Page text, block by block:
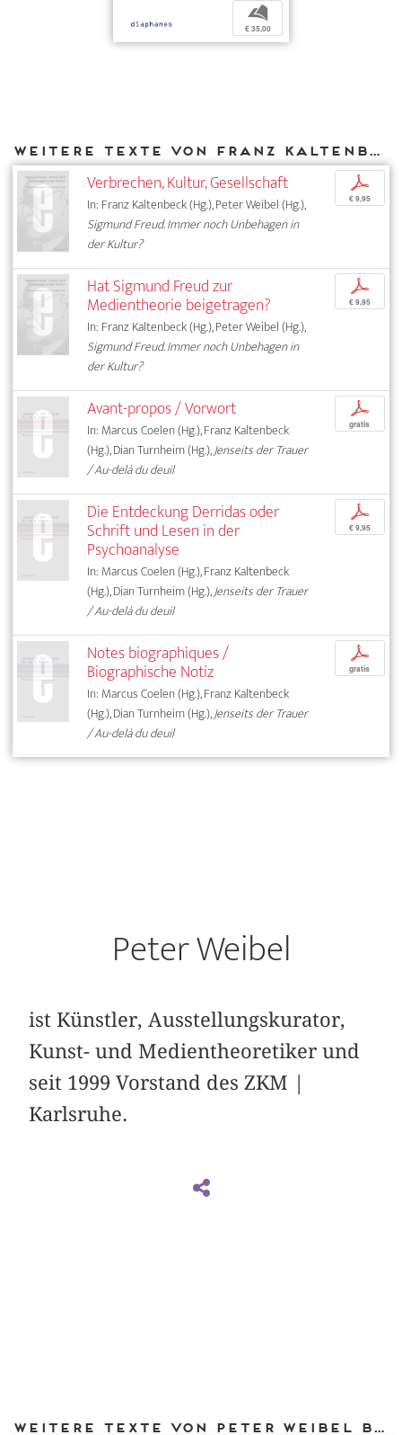
b
€ 35,00
Weitere Texte von Franz Kaltenbeck bei DIAPHANES
Verbrechen, Kultur, Gesellschaft
In: Franz Kaltenbeck (Hg.), Peter Weibel (Hg.),
Sigmund Freud. Immer noch Unbehagen in
der Kultur?
p
€ 9,95
Hat Sigmund Freud zur
Medientheorie beigetragen?
In: Franz Kaltenbeck (Hg.), Peter Weibel (Hg.),
Sigmund Freud. Immer noch Unbehagen in
der Kultur?
p
€ 9,95
Avant-propos / Vorwort
In: Marcus Coelen (Hg.), Franz Kaltenbeck
(Hg.), Dian Turnheim (Hg.),Jenseits der Trauer
/ Au-delà du deuil
p
gratis
Die Entdeckung Derridas oder
Schrift und Lesen in der
Psychoanalyse
In: Marcus Coelen (Hg.), Franz Kaltenbeck
(Hg.), Dian Turnheim (Hg.),Jenseits der Trauer
/ Au-delà du deuil
p
€ 9,95
Notes biographiques /
Biographische Notiz
In: Marcus Coelen (Hg.), Franz Kaltenbeck
(Hg.), Dian Turnheim (Hg.),Jenseits der Trauer
/ Au-delà du deuil
p
gratis
Peter Weibel
ist Künstler, Ausstellungskurator,
Kunst- und Medientheoretiker und
seit 1999 Vorstand des ZKM |
Karlsruhe.
Weitere Texte von Peter Weibel bei DIAPHANES